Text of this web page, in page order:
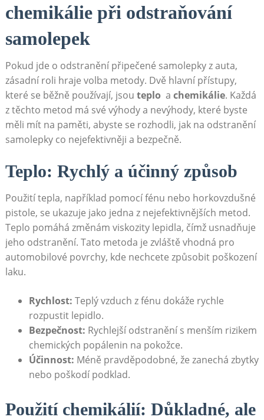
chemikálie při odstraňování
samolepek
Pokud jde o ⁤odstranění připečené⁣ samolepky z auta,‍
zásadní roli ​hraje volba metody. Dvě‌ hlavní přístupy,
které​ se ⁣běžně ⁢používají,⁣ jsou teplo ⁢ a chemikálie. Každá
z těchto⁣ metod má ​své výhody ​a nevýhody, které ‍byste
měli ⁢mít na‍ paměti, ⁣abyste se rozhodli,⁣ jak na odstranění‍
samolepky co nejefektivněji a ⁣bezpečně.
Teplo: Rychlý a​ účinný ‌způsob
Použití tepla, například pomocí fénu nebo horkovzdušné
pistole, ⁢se⁣ ukazuje jako ​jedna z nejefektivnějších metod.
Teplo pomáhá změnám viskozity lepidla, čímž ‍usnadňuje
jeho odstranění. Tato⁣ metoda je zvláště ‍vhodná pro
automobilové povrchy, kde nechcete způsobit poškození
laku.
Rychlost: Teplý vzduch z fénu dokáže rychle
rozpustit lepidlo.
Bezpečnost: Rychlejší odstranění‌ s menším rizikem
⁣chemických ​popálenin⁤ na‌ pokožce.
Účinnost: Méně ⁣pravděpodobné, že zanechá​ zbytky
nebo poškodí podklad.
Použití chemikálií: ‍Důkladné, ale